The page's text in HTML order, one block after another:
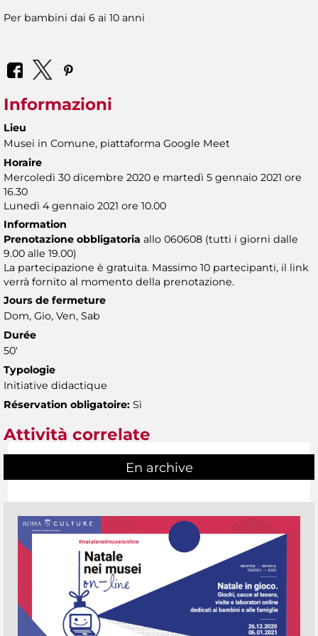
Per bambini dai 6 ai 10 anni
Informazioni
Lieu
Musei in Comune, piattaforma Google Meet
Horaire
Mercoledì 30 dicembre 2020 e martedì 5 gennaio 2021 ore
16.30
Lunedì 4 gennaio 2021 ore 10.00
Information
Prenotazione obbligatoria allo 060608 (tutti i giorni dalle
9.00 alle 19.00)
La partecipazione è gratuita. Massimo 10 partecipanti, il link
verrà fornito al momento della prenotazione.
Jours de fermeture
Dom, Gio, Ven, Sab
Durée
50'
Typologie
Initiative didactique
Réservation obligatoire: Sì
Attività correlate
En archive